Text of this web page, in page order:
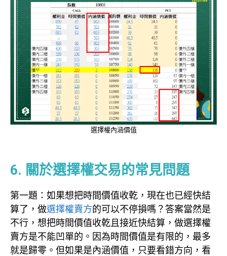
選擇權內涵價值
6. 關於選擇權交易的常見問題
第一題：如果想把時間價值收乾，現在也已經快結
算了，做選擇權賣方的可以不停損嗎？答案當然是
不行，想把時間價值收乾且接近快結算，做選擇權
賣方是不能凹單的。因為時間價值是有限的，最多
就是歸零。但如果是內涵價值，只要看錯方向，看